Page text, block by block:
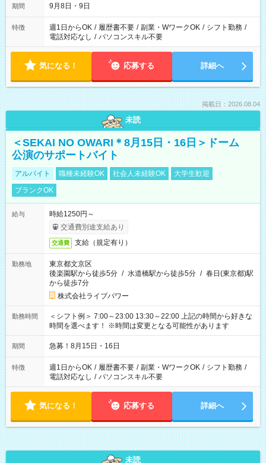
期間 9月8日・9日
特徴 週1日からOK / 履歴書不要 / 副業・WワークOK / シフト勤務 /
電話対応なし / パソコンスキル不要
気になる！ 応募する 詳細へ
掲載日：2026.08.04
未読
＜SEKAI NO OWARI＊8月15日・16日＞ドーム
公演のサポートバイト
アルバイト 職種未経験OK 社会人未経験OK
大学生歓迎
ブランクOK
給与
時給1250円～
交通費別途支給あり
交通費 支給（規定有り）
勤務地
東京都文京区
後楽園駅から徒歩5分 / 水道橋駅から徒歩5分 / 春日(東京都)駅
から徒歩7分
株式会社ライブパワー
勤務時間
＜シフト例＞ 7:00～23:00 13:30～22:00 上記の時間から好きな
時間を選べます！ ※時間は変更となる可能性があります
期間 急募！8月15日・16日
特徴 週1日からOK / 履歴書不要 / 副業・WワークOK / シフト勤務 /
電話対応なし / パソコンスキル不要
気になる！ 応募する 詳細へ
未読